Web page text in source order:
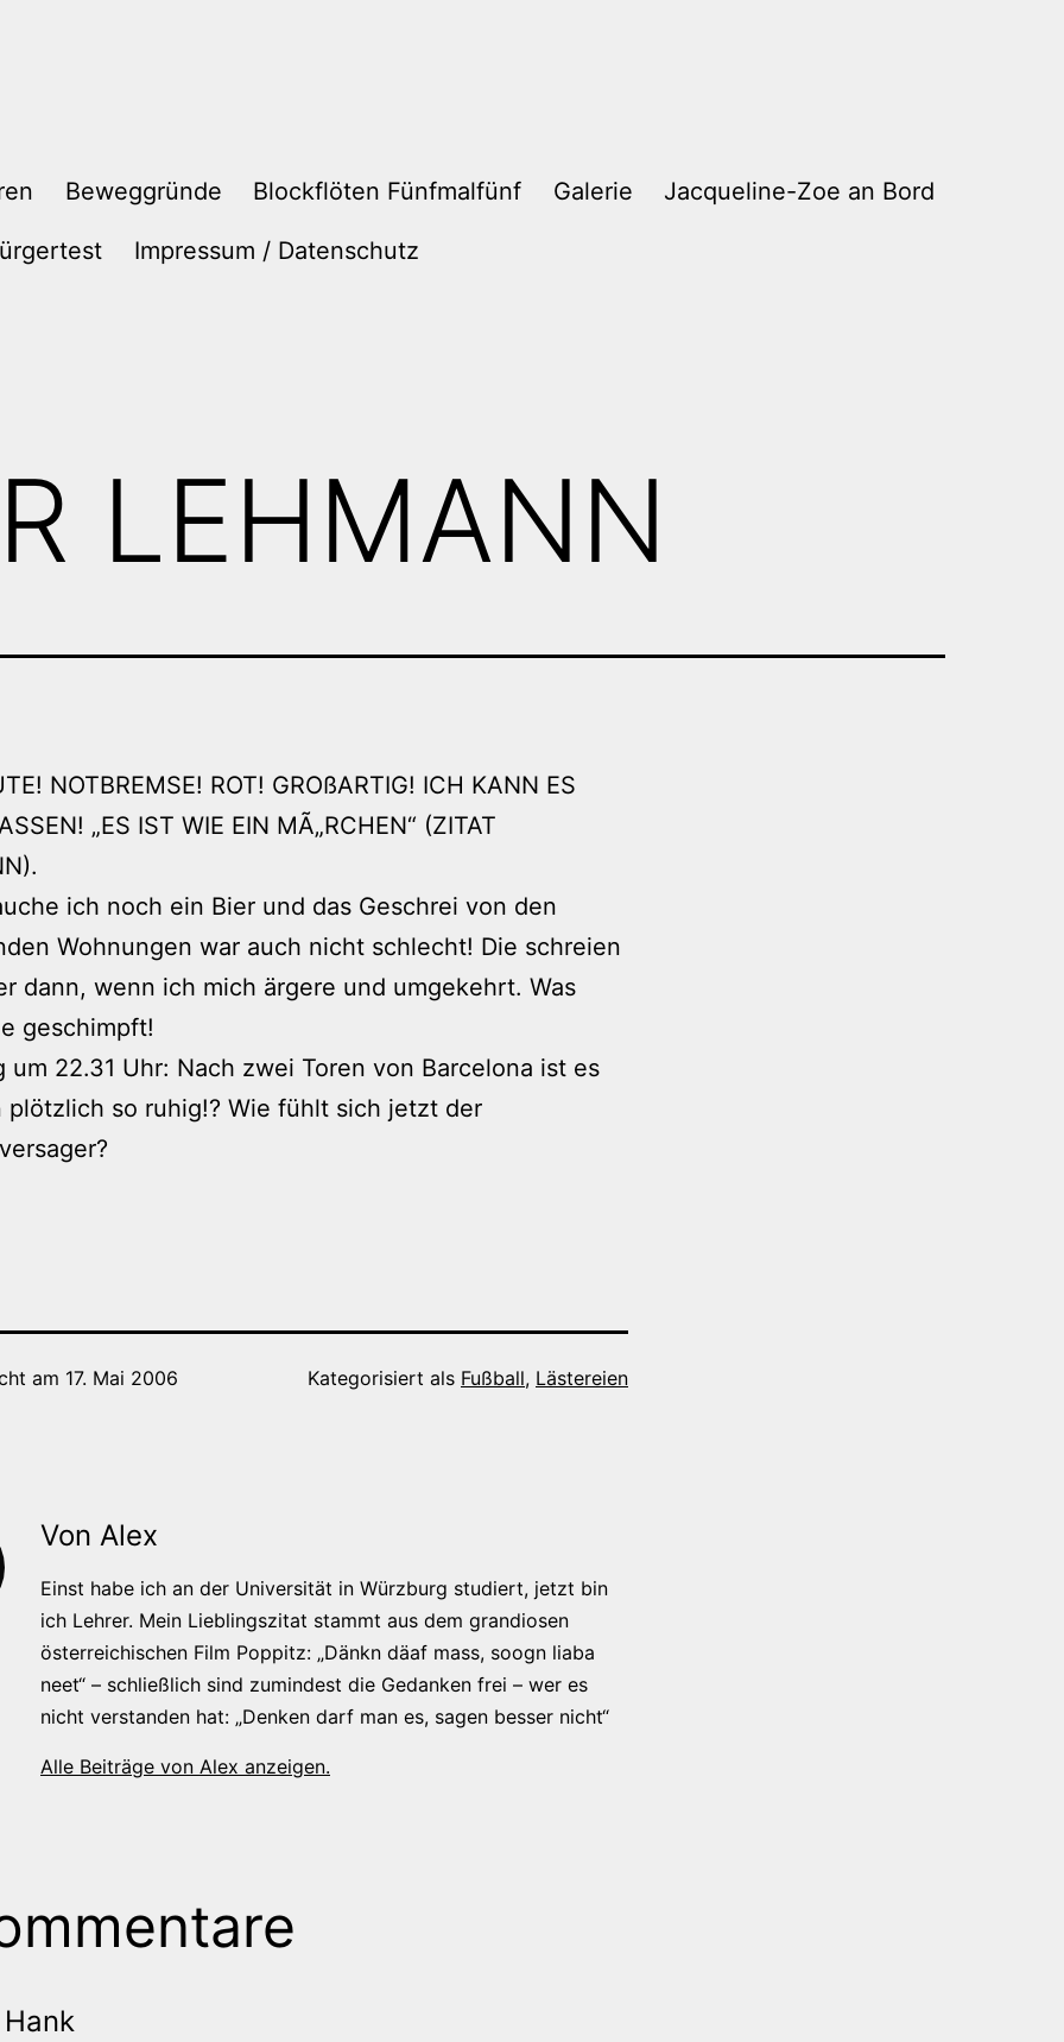
Beweggründe Blockflöten Fünfmalfünf Galerie Jacqueline-Zoe an Bord
Impressum / Datenschutz
LEHMANN
NOTBREMSE! ROT! GROßARTIG! ICH KANN ES
„ES IST WIE EIN MÃ„RCHEN“ (ZITAT
ich noch ein Bier und das Geschrei von den
Wohnungen war auch nicht schlecht! Die schreien
dann, wenn ich mich ärgere und umgekehrt. Was
geschimpft!
um 22.31 Uhr: Nach zwei Toren von Barcelona ist es
plötzlich so ruhig!? Wie fühlt sich jetzt der
am 17. Mai 2006 Kategorisiert als Fußball, Lästereien
Von Alex
Einst habe ich an der Universität in Würzburg studiert, jetzt bin
ich Lehrer. Mein Lieblingszitat stammt aus dem grandiosen
österreichischen Film Poppitz: „Dänkn däaf mass, soogn liaba
neet“ – schließlich sind zumindest die Gedanken frei – wer es
nicht verstanden hat: „Denken darf man es, sagen besser nicht“
Alle Beiträge von Alex anzeigen.
Hank